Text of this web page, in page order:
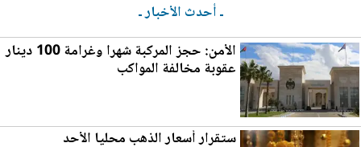
ـ أحدث الأخبار ـ
الأمن: حجز المركبة شهرا وغرامة 100 دينار
عقوبة مخالفة المواكب
ستقرارأسعار الذهب محليا الأحد